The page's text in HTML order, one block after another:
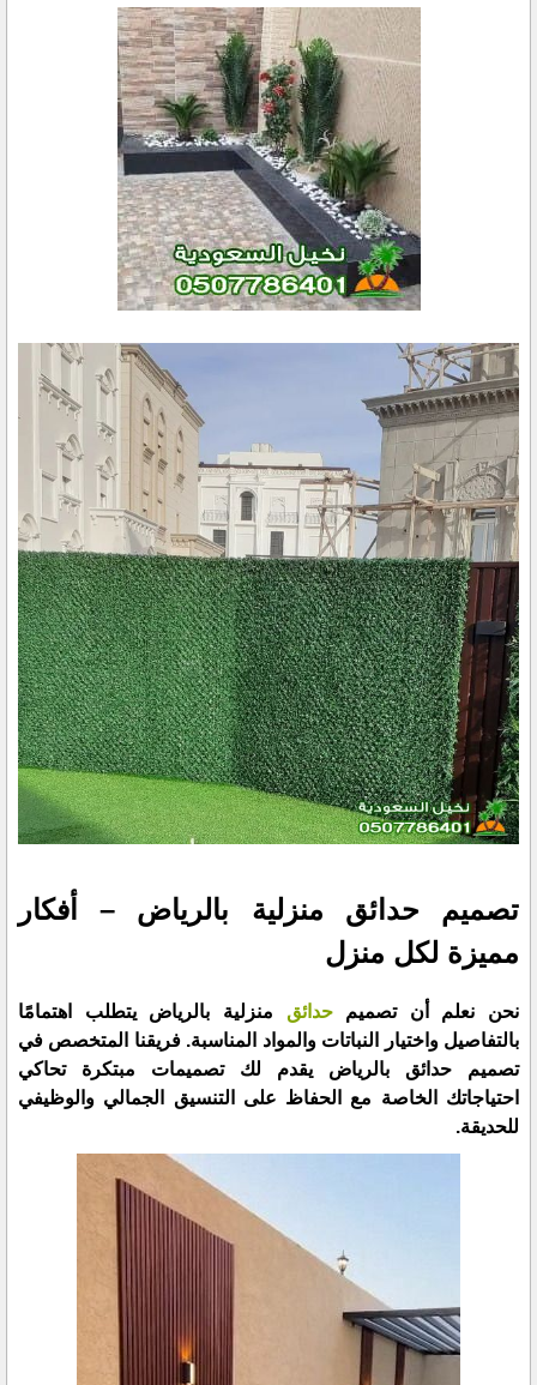
تصميم حدائق منزلية بالرياض – أفكار
مميزة لكل منزل
نحن نعلم أن تصميمحدائق منزلية بالرياض يتطلب اهتمامًا
بالتفاصيل واختيار النباتات والمواد المناسبة. فريقنا المتخصص في
تصميم حدائق بالرياض يقدم لك تصميمات مبتكرة تحاكي
احتياجاتك الخاصة مع الحفاظ على التنسيق الجمالي والوظيفي
للحديقة.